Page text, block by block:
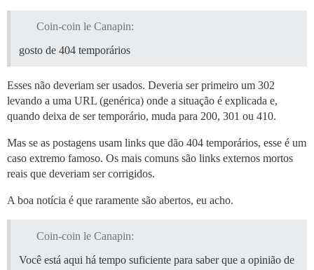
Coin-coin le Canapin:
gosto de 404 temporários
Esses não deveriam ser usados. Deveria ser primeiro um 302
levando a uma URL (genérica) onde a situação é explicada e,
quando deixa de ser temporário, muda para 200, 301 ou 410.
Mas se as postagens usam links que dão 404 temporários, esse é um
caso extremo famoso. Os mais comuns são links externos mortos
reais que deveriam ser corrigidos.
A boa notícia é que raramente são abertos, eu acho.
Coin-coin le Canapin:
Você está aqui há tempo suficiente para saber que a opinião de